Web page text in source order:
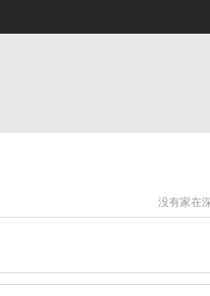
没有家在